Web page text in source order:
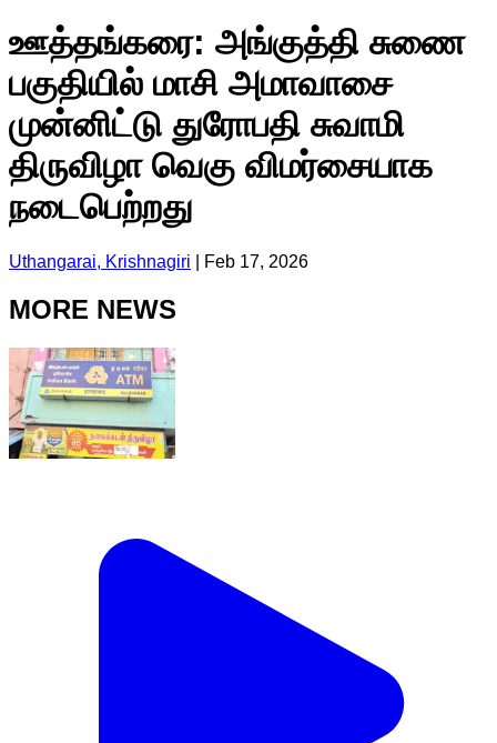
ஊத்தங்கரை: அங்குத்தி சுணை
பகுதியில் மாசி அமாவாசை
முன்னிட்டு துரோபதி சுவாமி
திருவிழா வெகு விமர்சையாக
நடைபெற்றது
Uthangarai, Krishnagiri Feb 17, 2026
MORE NEWS